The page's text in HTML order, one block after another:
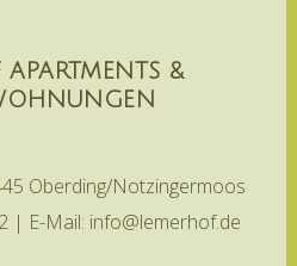
APARTMENTS &
Oberding/Notzingermoos
| E-Mail: info@lemerhof.de